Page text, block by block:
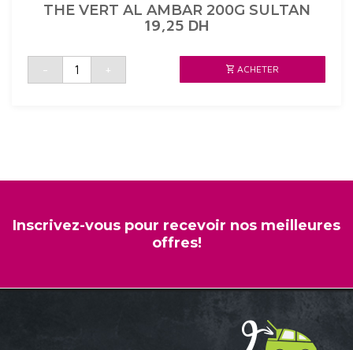
THE VERT AL AMBAR 200G SULTAN
19,25 DH
-
quantité
THE
+ ACHETER
Inscrivez-vous pour recevoir nos meilleures
offres!